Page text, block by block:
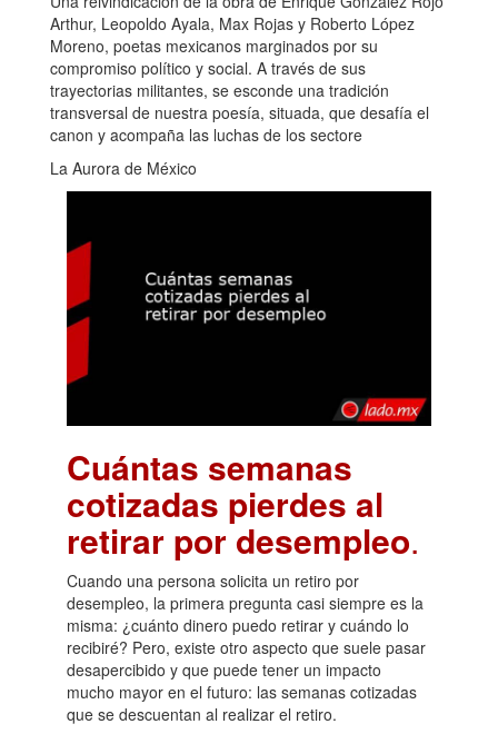
Arthur, Leopoldo Ayala, Max Rojas y Roberto López
Moreno, poetas mexicanos marginados por su
compromiso político y social. A través de sus
trayectorias militantes, se esconde una tradición
transversal de nuestra poesía, situada, que desafía el
canon y acompaña las luchas de los sectore
La Aurora de México
Cuántas semanas
cotizadas pierdes al
retirar por desempleo.
Cuando una persona solicita un retiro por
desempleo, la primera pregunta casi siempre es la
misma: ¿cuánto dinero puedo retirar y cuándo lo
recibiré? Pero, existe otro aspecto que suele pasar
desapercibido y que puede tener un impacto
mucho mayor en el futuro: las semanas cotizadas
que se descuentan al realizar el retiro.